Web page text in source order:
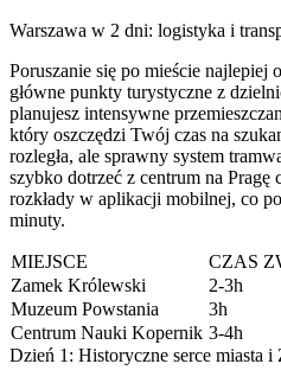
Warszawa w 2 dni: logistyka i
Poruszanie się po mieście najlepiej
główne punkty turystyczne z
planujesz intensywne
który oszczędzi Twój czas na
rozległa, ale sprawny system
szybko dotrzeć z centrum na Pragę
rozkłady w aplikacji mobilnej, co
minuty.
MIEJSCE CZAS
Zamek Królewski
2-3h
Muzeum Powstania
3h
Centrum Nauki Kopernik 3-4h
Dzień 1: Historyczne serce miasta